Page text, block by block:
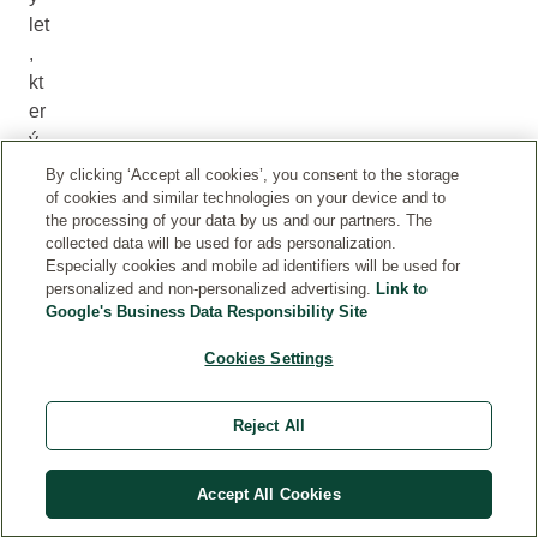
let
,
kt
er
ý
ne
ab
so
By clicking ‘Accept all cookies’, you consent to the storage
of cookies and similar technologies on your device and to
the processing of your data by us and our partners. The
collected data will be used for ads personalization.
Especially cookies and mobile ad identifiers will be used for
personalized and non-personalized advertising. Link to
Google's Business Data Responsibility Site
Cookies Settings
Reject All
Accept All Cookies